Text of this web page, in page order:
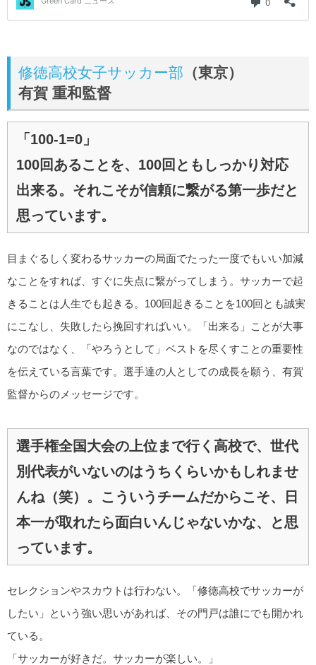
修徳高校女子サッカー部 （東京）
有賀 重和監督
「100-1=0」
100回あることを、100回ともしっかり対応
出来る。それこそが信頼に繋がる第一歩だと
思っています。
目まぐるしく変わるサッカーの局面でたった一度でもいい加減
なことをすれば、すぐに失点に繋がってしまう。サッカーで起
きることは人生でも起きる。100回起きることを100回とも誠実
にこなし、失敗したら挽回すればいい。「出来る」ことが大事
なのではなく、「やろうとして」ベストを尽くすことの重要性
を伝えている言葉です。選手達の人としての成長を願う、有賀
監督からのメッセージです。
選手権全国大会の上位まで行く高校で、世代
別代表がいないのはうちくらいかもしれませ
んね（笑）。こういうチームだからこそ、日
本一が取れたら面白いんじゃないかな、と思
っています。
セレクションやスカウトは行わない。「修徳高校でサッカーが
したい」という強い思いがあれば、その門戸は誰にでも開かれ
ている。
「サッカーが好きだ。サッカーが楽しい。」